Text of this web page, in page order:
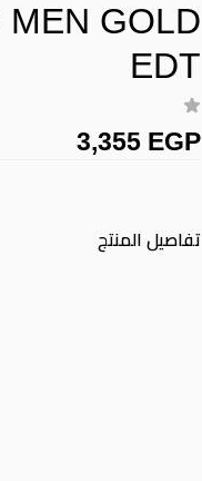
GOLD
EDT
3,355 EGP
تفاصيل المنتج